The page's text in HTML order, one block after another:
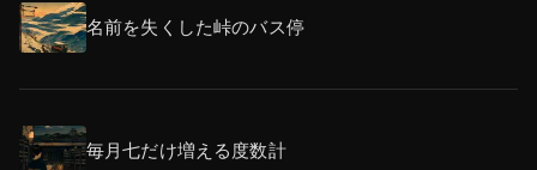
名前を失くした峠のバス停
毎月七だけ増える度数計